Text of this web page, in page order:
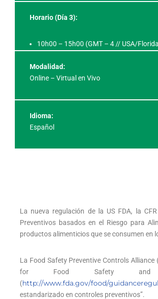
Horario (Día 3):
10h00 – 15h00 (GMT – 4 // USA/
Modalidad:
Online – Virtual en Vivo
Idioma:
Español
La nueva regulación de la US FDA, la
Preventivos basados en el Riesgo para
productos alimenticios que se consumen en
La Food Safety Preventive Controls
for Food Safety
(http://www.fda.gov/food/
estandarizado en controles preventivos”.